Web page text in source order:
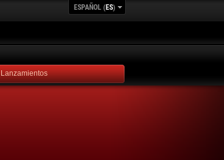
ESPAÑOL (ES)
Lanzamientos